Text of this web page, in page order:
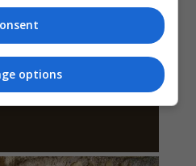
options